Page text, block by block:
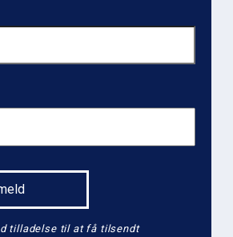
tilladelse til at få tilsendt